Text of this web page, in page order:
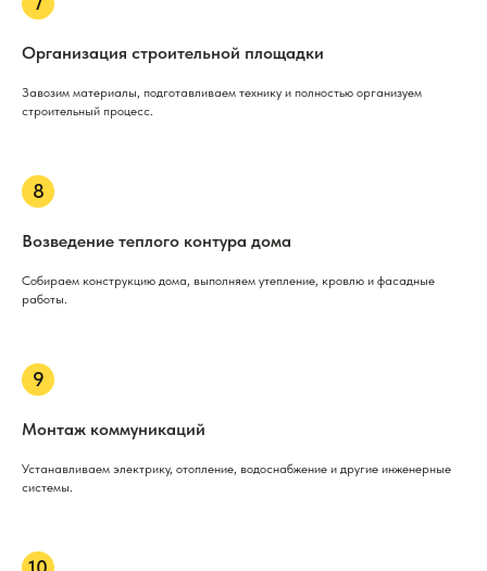
Организация строительной площадки
Завозим материалы, подготавливаем технику и полностью организуем
строительный процесс.
Возведение теплого контура дома
Собираем конструкцию дома, выполняем утепление, кровлю и фасадные
работы.
Монтаж коммуникаций
Устанавливаем электрику, отопление, водоснабжение и другие инженерные
системы.